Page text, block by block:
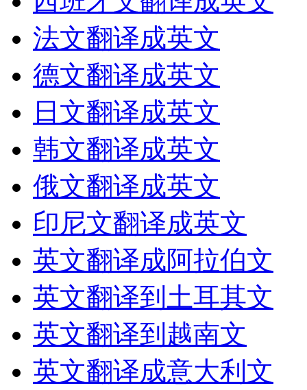
法文翻译成英文
德文翻译成英文
日文翻译成英文
韩文翻译成英文
俄文翻译成英文
印尼文翻译成英文
英文翻译成阿拉伯文
英文翻译到土耳其文
英文翻译到越南文
英文翻译成意大利文